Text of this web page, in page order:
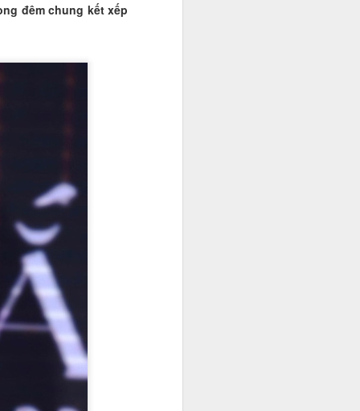
đêm chung kết xếp
của cúc họa mi. Trong không gian
yên bình ấy, Hoa khôi Thanh lịch
Hà Nội 2025 – Đinh Hoài An đã
khéo léo lưu giữ vẻ đẹp của "loài
hoa báo đông" bằng một bộ ảnh
áo dài trắng thuần khiết, tựa như
một bản tình ca nhẹ nhàng giữa
lòng thủ đô.
Trong tà áo dài truyền thống,
người đẹp sinh năm 2002 khoe
trọn nét đẹp thanh tú và vóc dáng
mảnh mai.